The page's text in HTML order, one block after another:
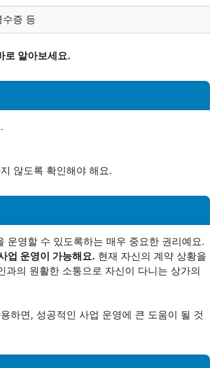
수증 등
로 알아보세요.
않도록 확인해야 해요.
운영할 수 있도록하는 매우 중요한 권리예요.
업 운영이 가능해요. 현재 자신의 계약 상황을
의 원활한 소통으로 자신이 다니는 상가의
하면, 성공적인 사업 운영에 큰 도움이 될 것